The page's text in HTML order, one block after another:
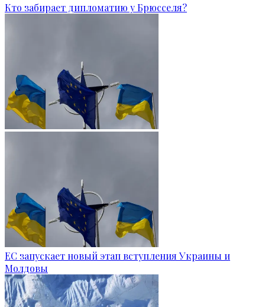
Кто забирает дипломатию у Брюсселя?
ЕС запускает новый этап вступления Украины и
Молдовы